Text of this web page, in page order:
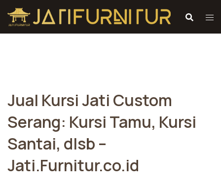
Skip
content
Jual Kursi Jati Custom
Serang: Kursi Tamu, Kursi
Santai, dlsb –
Jati.Furnitur.co.id